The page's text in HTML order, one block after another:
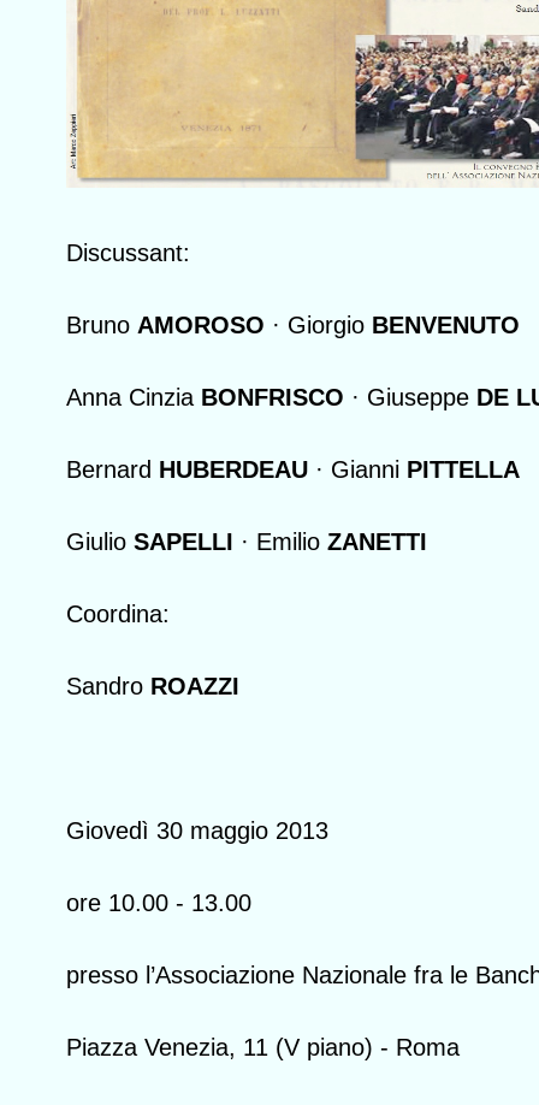
Discussant:
Bruno AMOROSO · Giorgio BENVENUTO
Anna Cinzia BONFRISCO · Giuseppe DE
Bernard HUBERDEAU · Gianni PITTELLA
Giulio SAPELLI · Emilio ZANETTI
Coordina:
Sandro ROAZZI
Giovedì 30 maggio 2013
ore 10.00 - 13.00
presso l’Associazione Nazionale fra le
Piazza Venezia, 11 (V piano) - Roma